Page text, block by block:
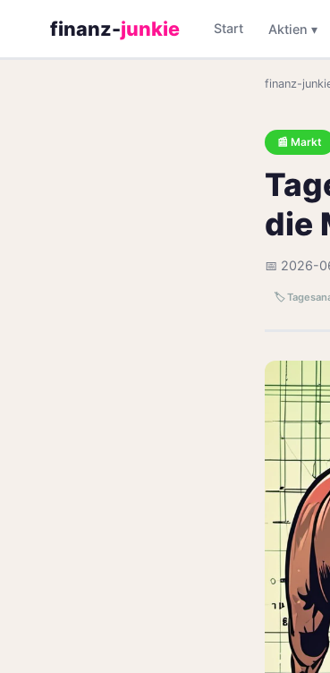
finanz-junkie Start Aktien ▾
finanz-
📰 Markt
die
📅 2026-
🏷️